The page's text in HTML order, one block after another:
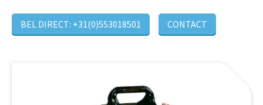
BEL DIRECT: +31(0)553018501 CONTACT